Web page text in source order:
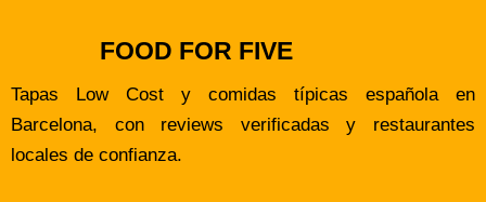
FOOD FOR FIVE
Tapas Low Cost y comidas típicas española en
Barcelona, con reviews verificadas y restaurantes
locales de confianza.